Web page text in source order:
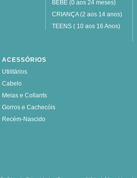
BEBÉ (0 aos 24 meses)
CRIANÇA (2 aos 14 anos)
TEENS ( 10 aos 16 Anos)
ACESSÓRIOS
Utilitários
Cabelo
Meias e Collants
Gorros e Cachecóis
Recém-Nascido